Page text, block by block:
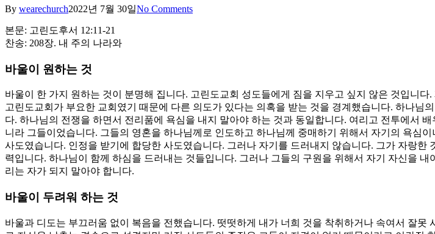
By wearechurch2022년 7월 30일No Comments
본문: 고린도후서 12:11-21
찬송: 208장. 내 주의 나라와
바울이 원하는 것
바울이 한 가지 원하는 것이 분명해 집니다. 고린도교회 성도들에게 짐을 지우고 싶지 않은 것입니
고린도교회가 부요한 교회였기 때문에 다른 의도가 있다는 의혹을 받는 것을 경계했습니다. 하나님
다. 하나님의 전쟁을 하면서 전리품에 욕심을 내지 말아야 하는 것과 동일합니다. 여리고 전투에서
니라 그들이었습니다. 그들의 영혼을 하나님께로 인도하고 하나님께 중매하기 위해서 자기의 욕심
사도였습니다. 인정을 받기에 합당한 사도였습니다. 그러나 자기를 드러내지 않습니다. 그가 자랑
력입니다. 하나님이 함께 하심을 드러내는 것들입니다. 그러나 그들의 구원을 위해서 자기 자신을
리는 자가 되지 말아야 합니다.
바울이 두려워 하는 것
바울과 디도는 부끄러움 없이 복음을 전했습니다. 떳떳하게 내가 너희 것을 착취하거나 속여서 잘